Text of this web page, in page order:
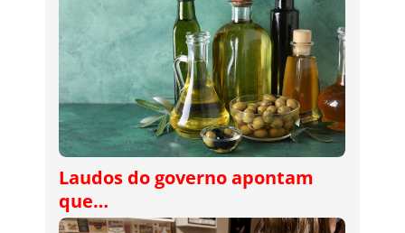
Laudos do governo apontam
que…